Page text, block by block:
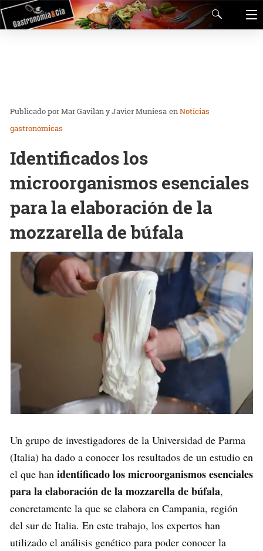
Mar Gavilán y Javier Muniesa enNoticias
gastronómicas
Identificados los
microorganismos esenciales
para la elaboración de la
mozzarella de búfala
Un grupo de investigadores de la Universidad de Parma
(Italia) ha dado a conocer los resultados de un estudio en
el que han identificado los microorganismos esenciales
para la elaboración de la mozzarella de búfala,
concretamente la que se elabora en Campania, región
del sur de Italia. En este trabajo, los expertos han
utilizado el análisis genético para poder conocer la